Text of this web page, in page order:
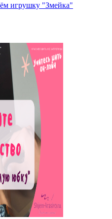
игрушку "Змейка"